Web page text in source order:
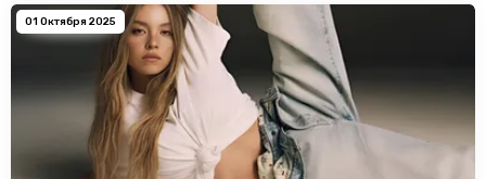
01 Октября 2025